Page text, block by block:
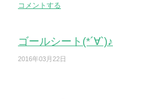
コメントする
ゴールシート(*´∀`)♪
2016年03月22日